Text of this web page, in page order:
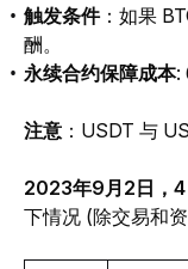
触发条件：如果
酬。
永续合约保障成本:
注意 ：USDT 与
2023年9月2日，4
下情况 (除交易和